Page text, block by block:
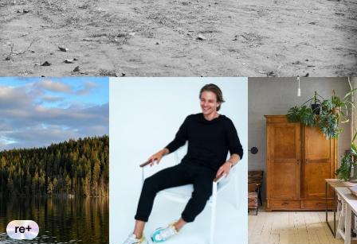
забота
о мире
карьера
Вконтакте